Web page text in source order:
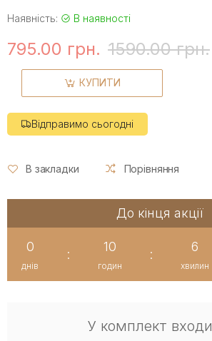
Наявність: В наявності
795.00 грн. 1590.00 грн.
КУПИТИ
Відправимо сьогодні
В закладки Порівняння
До кінця акції
0
днів
:
10
годин
:
6
хвилин
У комплект